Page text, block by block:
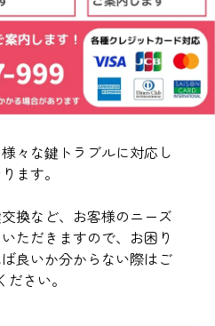
々な鍵トラブルに対応し
ます。
換など、お客様のニーズ
ただきますので、お困り
良いか分からない際はご
ださい。